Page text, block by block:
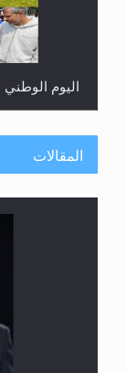
اليوم
إتمام حفظ
المقالات